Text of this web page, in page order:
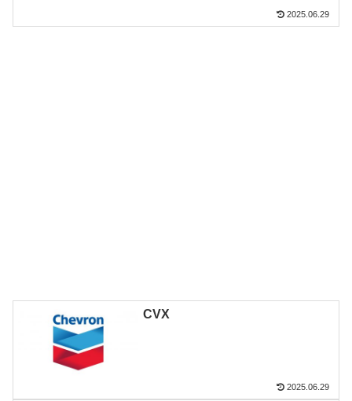
2025.06.29
CVX
2025.06.29